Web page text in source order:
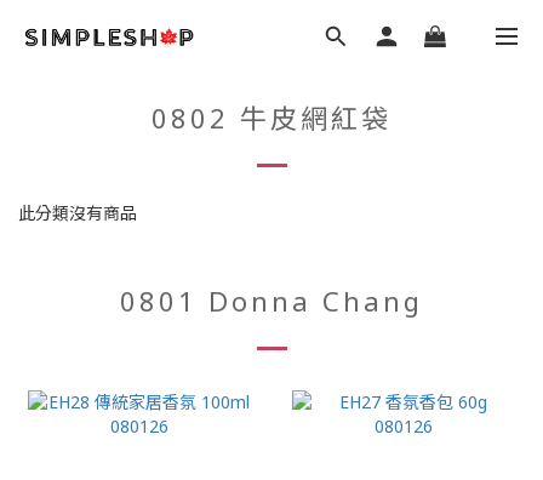
0802 牛皮網紅袋
此分類沒有商品
0801 Donna Chang